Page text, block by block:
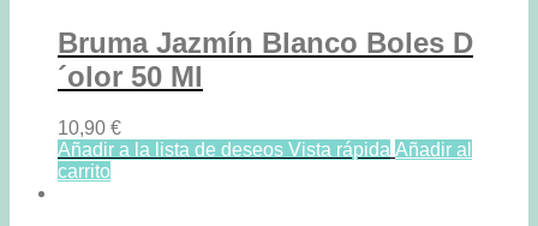
Bruma Jazmín Blanco Boles D
´olor 50 Ml
10,90 €
Añadir a la lista de deseos Vista rápida Añadir al
carrito